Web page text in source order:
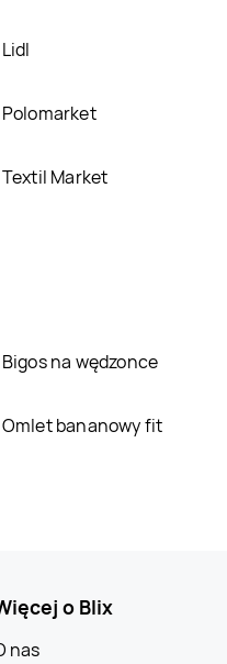
Lidl
Polomarket
Textil Market
Bigos na wędzonce
Omlet bananowy fit
o Blix
nas